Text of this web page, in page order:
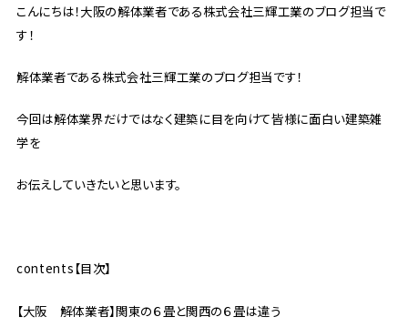
こんにちは！大阪の解体業者である株式会社三輝工業のブログ担当で
す！
解体業者である株式会社三輝工業のブログ担当です！
今回は解体業界だけではなく建築に目を向けて皆様に面白い建築雑
学を
お伝えしていきたいと思います。
contents【目次】
【大阪 解体業者】関東の６畳と関西の６畳は違う